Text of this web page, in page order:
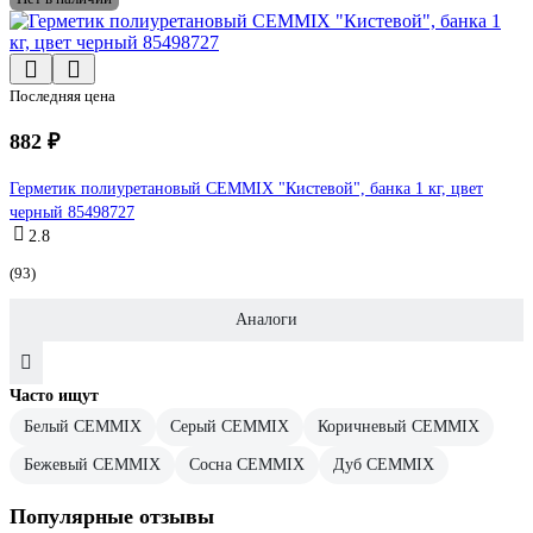
Последняя цена
882 ₽
Герметик полиуретановый CEMMIX "Кистевой", банка 1 кг, цвет
черный 85498727
2.8
(93)
Аналоги
Часто ищут
Белый CEMMIX
Серый CEMMIX Коричневый CEMMIX
Бежевый CEMMIX Сосна CEMMIX Дуб CEMMIX
Популярные отзывы